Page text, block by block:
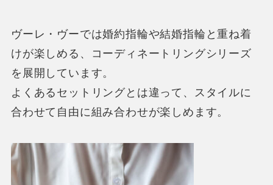
ヴーレ・ヴーでは婚約指輪や結婚指輪と重ね着
けが楽しめる、コーディネートリングシリーズ
を展開しています。
よくあるセットリングとは違って、 スタイルに
合わせて自由に組み合わせが楽しめます。